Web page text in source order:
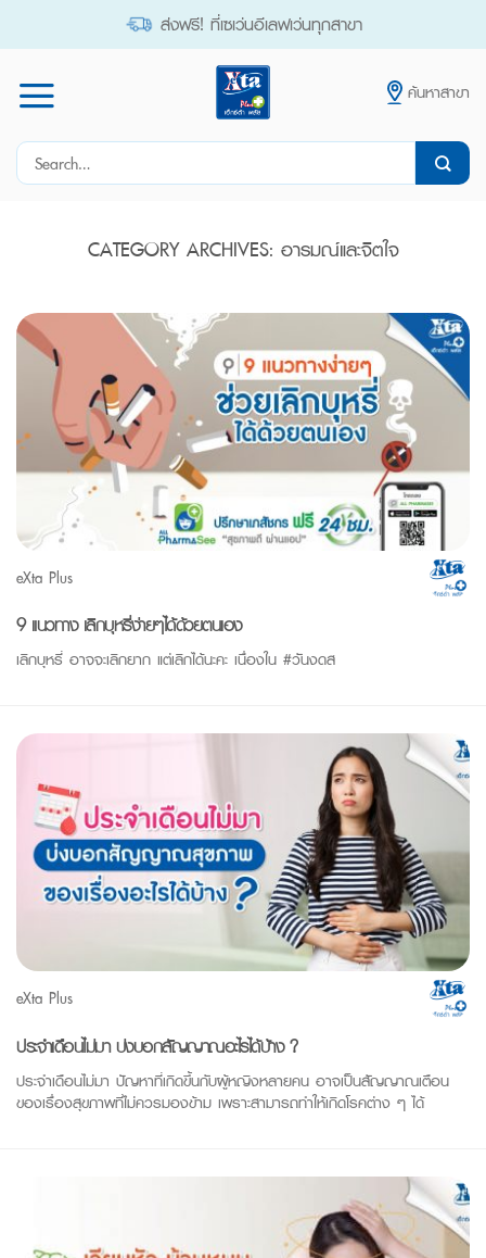
ส่งฟรี! ที่เซเว่นอีเลฟเว่นทุกสาขา
ค้นหาสาขา
Search
CATEGORY ARCHIVES: อารมณ์และจิตใจ
eXta Plus
9 แนวทาง เลิกบุหรี่ง่ายๆได้ด้วยตนเอง
เลิกบุหรี่ อาจจะเลิกยาก แต่เลิกได้นะคะ เนื่องใน #วันงดส
eXta Plus
ประจำเดือนไม่มา บ่งบอกสัญญาณอะไรได้บ้าง ?
ประจำเดือนไม่มา ปัญหาที่เกิดขึ้นกับผู้หญิงหลายคน อาจเป็นสัญญาณเตือน
ของเรื่องสุขภาพที่ไม่ควรมองข้าม เพราะสามารถทำให้เกิดโรคต่าง ๆ ได้